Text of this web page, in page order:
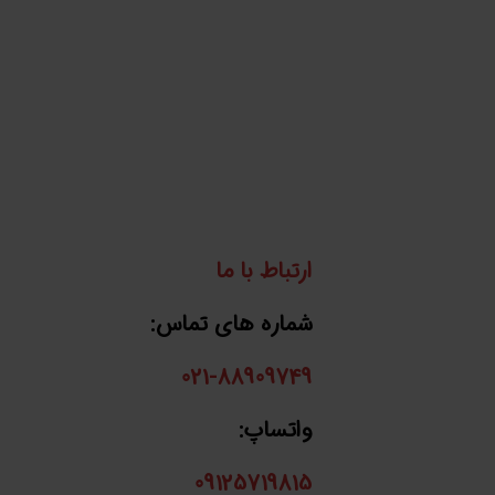
ارتباط با ما
شماره های تماس:
021-88909749
واتساپ:
09125719815